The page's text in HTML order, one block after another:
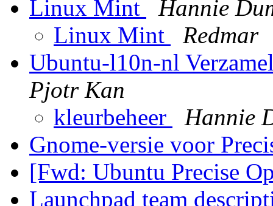
Linux Mint
Hannie
Linux Mint
Redmar
Ubuntu-l10n-nl
Pjotr Kan
kleurbeheer
Hannie
Gnome-versie voor
[Fwd: Ubuntu Precise
Launchpad team